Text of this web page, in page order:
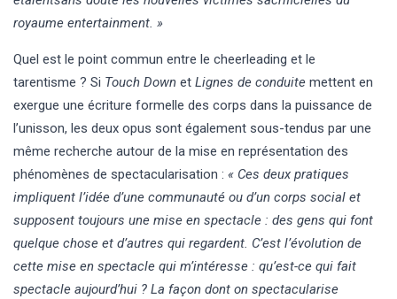
royaume entertainment. »
Quel est le point commun entre le cheerleading et le
tarentisme ? Si Touch Down et Lignes de conduite mettent en
exergue une écriture formelle des corps dans la puissance de
l’unisson, les deux opus sont également sous-tendus par une
même recherche autour de la mise en représentation des
phénomènes de spectacularisation : « Ces deux pratiques
impliquent l’idée d’une communauté ou d’un corps social et
supposent toujours une mise en spectacle : des gens qui font
quelque chose et d’autres qui regardent. C’est l’évolution de
cette mise en spectacle qui m’intéresse : qu’est-ce qui fait
spectacle aujourd’hui ? La façon dont on spectacularise